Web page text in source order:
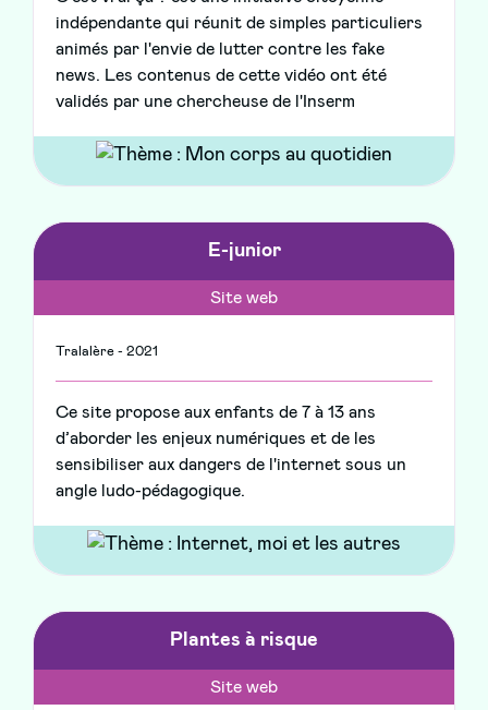
indépendante qui réunit de simples particuliers
animés par l'envie de lutter contre les fake
news. Les contenus de cette vidéo ont été
validés par une chercheuse de l'Inserm
E-junior
Site web
Tralalère - 2021
Ce site propose aux enfants de 7 à 13 ans
d’aborder les enjeux numériques et de les
sensibiliser aux dangers de l'internet sous un
angle ludo-pédagogique.
Plantes à risque
Site web